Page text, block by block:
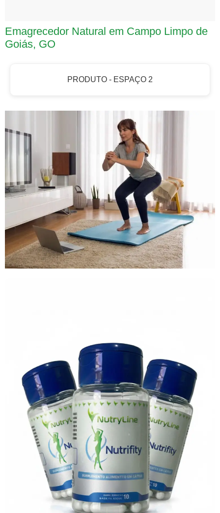
Emagrecedor Natural em Campo Limpo de
Goiás, GO
PRODUTO - ESPAÇO 2